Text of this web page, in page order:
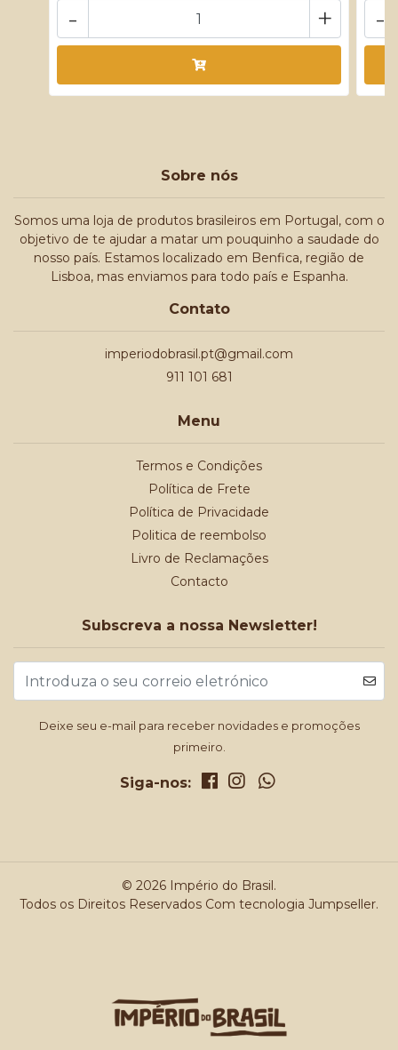
+
- -
Sobre nós
Somos uma loja de produtos brasileiros em Portugal, com o
objetivo de te ajudar a matar um pouquinho a saudade do
nosso país. Estamos localizado em Benfica, região de
Lisboa, mas enviamos para todo país e Espanha.
Contato
imperiodobrasil.pt@gmail.com
911 101 681
Menu
Termos e Condições
Política de Frete
Política de Privacidade
Politica de reembolso
Livro de Reclamações
Contacto
Subscreva a nossa Newsletter!
Deixe seu e-mail para receber novidades e promoções
primeiro.
Siga-nos:
© 2026 Império do Brasil.
Todos os Direitos Reservados Com tecnologia Jumpseller.